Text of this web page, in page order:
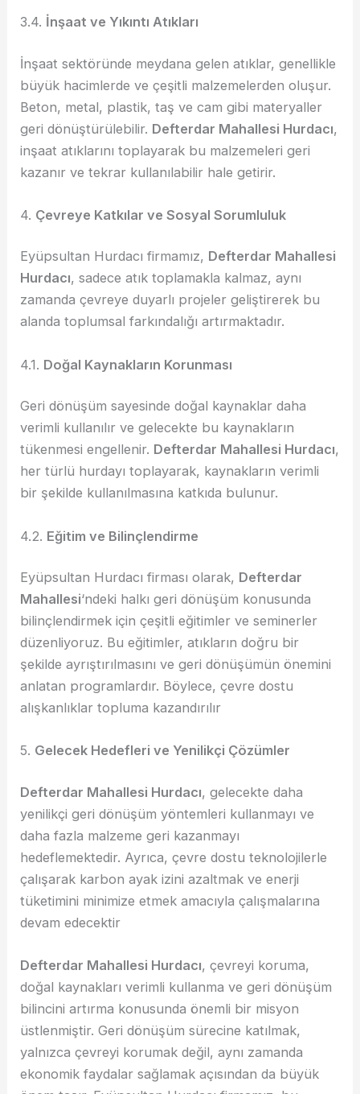
3.4. İnşaat ve Yıkıntı Atıkları
İnşaat sektöründe meydana gelen atıklar, genellikle
büyük hacimlerde ve çeşitli malzemelerden oluşur.
Beton, metal, plastik, taş ve cam gibi materyaller
geri dönüştürülebilir. Defterdar Mahallesi Hurdacı,
inşaat atıklarını toplayarak bu malzemeleri geri
kazanır ve tekrar kullanılabilir hale getirir.
4. Çevreye Katkılar ve Sosyal Sorumluluk
Eyüpsultan Hurdacı firmamız, Defterdar Mahallesi
Hurdacı, sadece atık toplamakla kalmaz, aynı
zamanda çevreye duyarlı projeler geliştirerek bu
alanda toplumsal farkındalığı artırmaktadır.
4.1. Doğal Kaynakların Korunması
Geri dönüşüm sayesinde doğal kaynaklar daha
verimli kullanılır ve gelecekte bu kaynakların
tükenmesi engellenir. Defterdar Mahallesi Hurdacı,
her türlü hurdayı toplayarak, kaynakların verimli
bir şekilde kullanılmasına katkıda bulunur.
4.2. Eğitim ve Bilinçlendirme
Eyüpsultan Hurdacı firması olarak, Defterdar
Mahallesi‘ndeki halkı geri dönüşüm konusunda
bilinçlendirmek için çeşitli eğitimler ve seminerler
düzenliyoruz. Bu eğitimler, atıkların doğru bir
şekilde ayrıştırılmasını ve geri dönüşümün önemini
anlatan programlardır. Böylece, çevre dostu
alışkanlıklar topluma kazandırılır
5. Gelecek Hedefleri ve Yenilikçi Çözümler
Defterdar Mahallesi Hurdacı, gelecekte daha
yenilikçi geri dönüşüm yöntemleri kullanmayı ve
daha fazla malzeme geri kazanmayı
hedeflemektedir. Ayrıca, çevre dostu teknolojilerle
çalışarak karbon ayak izini azaltmak ve enerji
tüketimini minimize etmek amacıyla çalışmalarına
devam edecektir
Defterdar Mahallesi Hurdacı, çevreyi koruma,
doğal kaynakları verimli kullanma ve geri dönüşüm
bilincini artırma konusunda önemli bir misyon
üstlenmiştir. Geri dönüşüm sürecine katılmak,
yalnızca çevreyi korumak değil, aynı zamanda
ekonomik faydalar sağlamak açısından da büyük